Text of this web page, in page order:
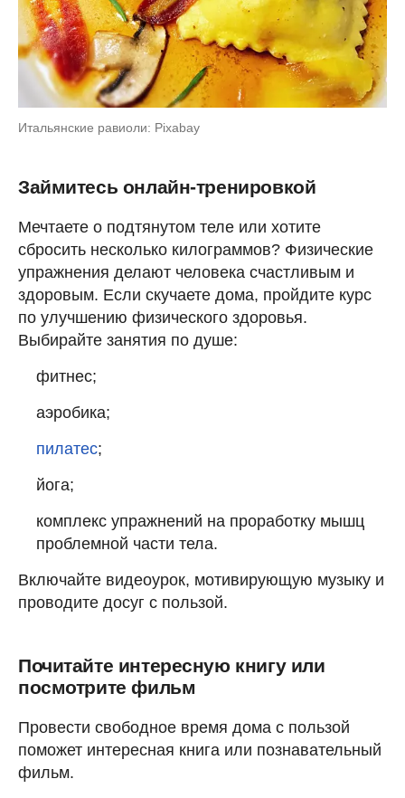
Итальянские равиоли: Pixabay
Займитесь онлайн-тренировкой
Мечтаете о подтянутом теле или хотите
сбросить несколько килограммов? Физические
упражнения делают человека счастливым и
здоровым. Если скучаете дома, пройдите курс
по улучшению физического здоровья.
Выбирайте занятия по душе:
фитнес;
аэробика;
пилатес;
йога;
комплекс упражнений на проработку мышц
проблемной части тела.
Включайте видеоурок, мотивирующую музыку и
проводите досуг с пользой.
Почитайте интересную книгу или
посмотрите фильм
Провести свободное время дома с пользой
поможет интересная книга или познавательный
фильм.